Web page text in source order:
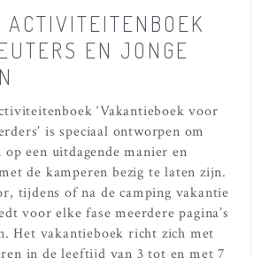
ACTIVITEITENBOEK
EN JONGE
‘Vakantieboek voor
is speciaal ontworpen om
een uitdagende manier en
de kamperen bezig te laten zijn.
tijdens of na de camping vakantie
voor elke fase meerdere pagina’s
Het vakantieboek richt zich met
in de leeftijd van 3 tot en met 7